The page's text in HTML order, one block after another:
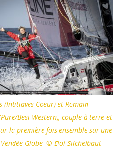
(Intitiaves-Coeur) et Romain
Best Western), couple à terre et
la première fois ensemble sur une
Globe. © Eloi Stichelbaut